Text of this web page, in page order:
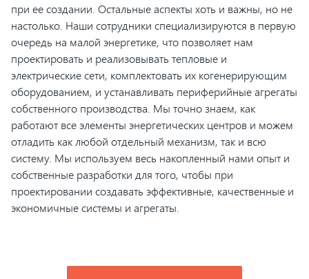
при ее создании. Остальные аспекты хоть и важны, но не
настолько. Наши сотрудники специализируются в первую
очередь на малой энергетике, что позволяет нам
проектировать и реализовывать тепловые и
электрические сети, комплектовать их когенерирующим
оборудованием, и устанавливать периферийные агрегаты
собственного производства. Мы точно знаем, как
работают все элементы энергетических центров и можем
отладить как любой отдельный механизм, так и всю
систему. Мы используем весь накопленный нами опыт и
собственные разработки для того, чтобы при
проектировании создавать эффективные, качественные и
экономичные системы и агрегаты.